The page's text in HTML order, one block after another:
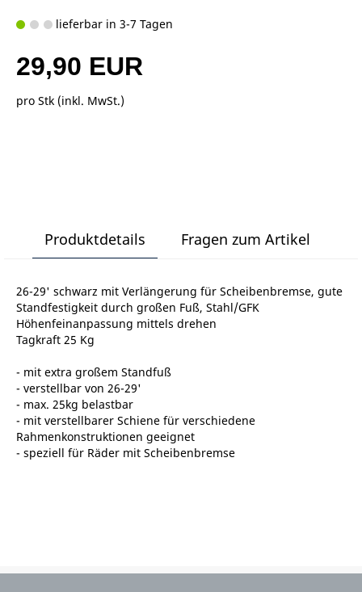
lieferbar in 3-7 Tagen
29,90 EUR
pro Stk (inkl. MwSt.)
Produktdetails Fragen zum Artikel
26-29' schwarz mit Verlängerung für Scheibenbremse, gute
Standfestigkeit durch großen Fuß, Stahl/GFK
Höhenfeinanpassung mittels drehen
Tagkraft 25 Kg
- mit extra großem Standfuß
- verstellbar von 26-29'
- max. 25kg belastbar
- mit verstellbarer Schiene für verschiedene
Rahmenkonstruktionen geeignet
- speziell für Räder mit Scheibenbremse